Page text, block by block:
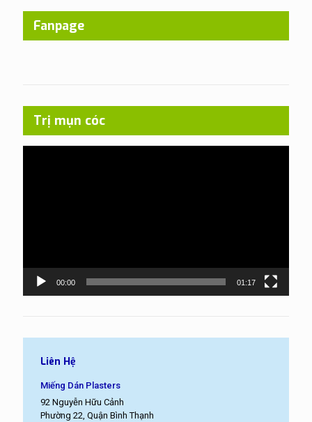
Fanpage
Trị mụn cóc
00:00 01:17
Liên Hệ
Miếng Dán Plasters
92 Nguyễn Hữu Cảnh
Phường 22, Quận Bình Thạnh